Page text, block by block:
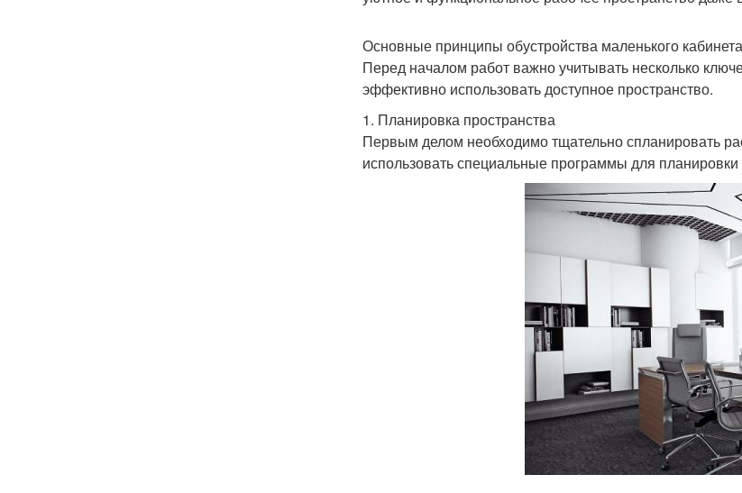
Основные принципы обустройства маленького кабинета
Перед началом работ важно учитывать несколько
эффективно использовать доступное пространство.
1. Планировка пространства
Первым делом необходимо тщательно спланировать
использовать специальные программы для